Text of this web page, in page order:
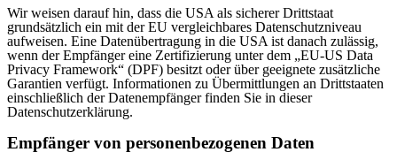
Wir weisen darauf hin, dass die USA als sicherer Drittstaat
grundsätzlich ein mit der EU vergleichbares Datenschutzniveau
aufweisen. Eine Datenübertragung in die USA ist danach zulässig,
wenn der Empfänger eine Zertifizierung unter dem „EU-US Data
Privacy Framework“ (DPF) besitzt oder über geeignete zusätzliche
Garantien verfügt. Informationen zu Übermittlungen an Drittstaaten
einschließlich der Datenempfänger finden Sie in dieser
Datenschutzerklärung.
Empfänger von personenbezogenen Daten